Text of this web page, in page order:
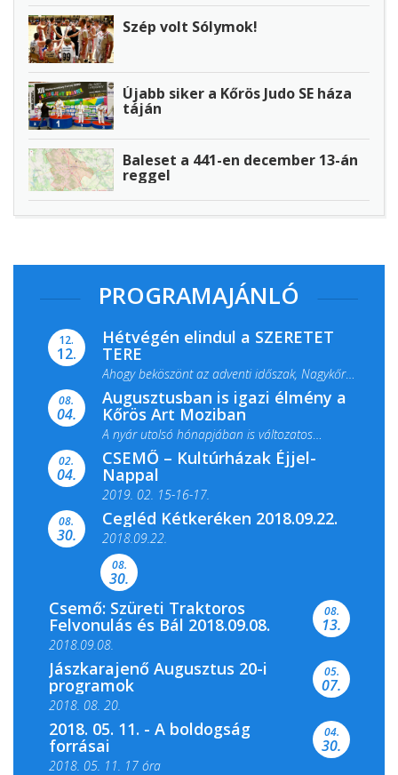
Szép volt Sólymok!
Újabb siker a Kőrös Judo SE háza
táján
Baleset a 441-en december 13-án
reggel
PROGRAMAJÁNLÓ
12.
12.
Hétvégén elindul a SZERETET
TERE
Ahogy beköszönt az adventi időszak, Nagykőrös
ismét megtelik ünnepi fénnyel és közös...
08.
04.
Augusztusban is igazi élmény a
Kőrös Art Moziban
A nyár utolsó hónapjában is változatos
filmkínálattal, családi...
02.
04.
CSEMŐ – Kultúrházak Éjjel-
Nappal
2019. 02. 15-16-17.
Színes és tartalmas programokkal várja a
Csemői Községi Könyvtár és...
08.
30.
Cegléd Kétkeréken 2018.09.22.
2018.09.22.
08.
30.
Csemő: Szüreti Traktoros
Felvonulás és Bál 2018.09.08.
2018.09.08.
08.
13.
Jászkarajenő Augusztus 20-i
programok
2018. 08. 20.
05.
07.
2018. 05. 11. - A boldogság
forrásai
2018. 05. 11. 17 óra
04.
30.